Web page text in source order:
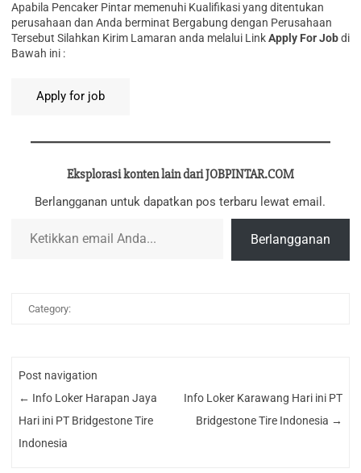
Aраbіlа Pencaker Pintar memenuhi Kualifikasi yang ditentukan
perusahaan dan Anda berminat Bergabung dengan Perusahaan
Tersebut Silahkan Kirim Lamaran anda melalui LinkApply For Jobdi
Bawah ini :
Eksplorasi konten lain dari JOBPINTAR.COM
Berlangganan untuk dapatkan pos terbaru lewat email.
Berlangganan
Category:
Post navigation
← Info Loker Harapan Jaya
Hari ini PT Bridgestone Tire
Indonesia
Info Loker Karawang Hari ini PT
Bridgestone Tire Indonesia →